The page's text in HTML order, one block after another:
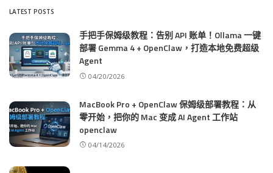
LATEST POSTS
手把手保姆级教程：告别 API 账单！Ollama 一键
部署 Gemma 4 + OpenClaw，打造本地免费超级
Agent
04/20/2026
MacBook Pro + OpenClaw 保姆级部署教程：从
零开始，把你的 Mac 变成 AI Agent 工作站
openclaw
04/14/2026